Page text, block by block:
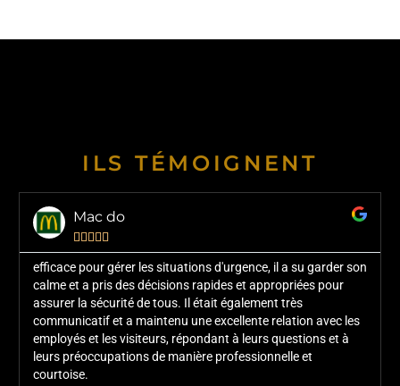
ILS TÉMOIGNENT
Mac do
    
efficace pour gérer les situations d'urgence, il a su garder son
calme et a pris des décisions rapides et appropriées pour
assurer la sécurité de tous. Il était également très
communicatif et a maintenu une excellente relation avec les
employés et les visiteurs, répondant à leurs questions et à
leurs préoccupations de manière professionnelle et
courtoise.